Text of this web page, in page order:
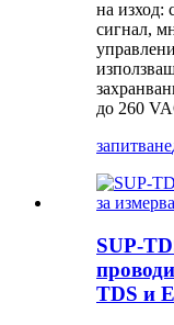
на изход:
сигнал,
до 260
запитване
SUP-
TDS и